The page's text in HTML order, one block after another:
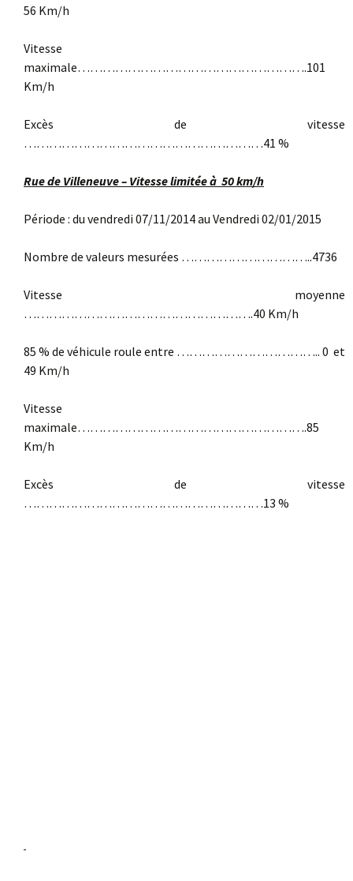
56 Km/h
Vitesse
maximale……………………………………………….101
Km/h
Excès de vitesse
…………………………………………………41 %
Rue de Villeneuve – Vitesse limitée à 50 km/h
Période : du vendredi 07/11/2014 au Vendredi 02/01/2015
Nombre de valeurs mesurées …………………………..4736
Vitesse moyenne
……………………………………………….40 Km/h
85 % de véhicule roule entre …………………………….. 0 et
49 Km/h
Vitesse
maximale……………………………………………….85
Km/h
Excès de vitesse
…………………………………………………13 %